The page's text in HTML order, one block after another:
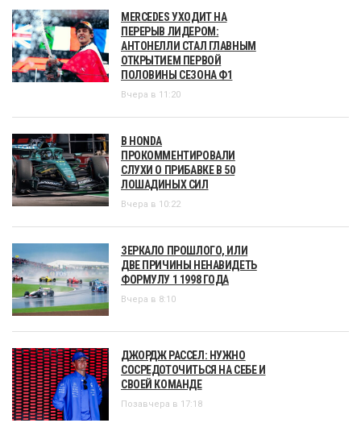
MERCEDES УХОДИТ НА
ПЕРЕРЫВ ЛИДЕРОМ:
АНТОНЕЛЛИ СТАЛ ГЛАВНЫМ
ОТКРЫТИЕМ ПЕРВОЙ
ПОЛОВИНЫ СЕЗОНА Ф1
Вчера в 11:20
В HONDA
ПРОКОММЕНТИРОВАЛИ
СЛУХИ О ПРИБАВКЕ В 50
ЛОШАДИНЫХ СИЛ
Вчера в 10:22
ЗЕРКАЛО ПРОШЛОГО, ИЛИ
ДВЕ ПРИЧИНЫ НЕНАВИДЕТЬ
ФОРМУЛУ 1 1998 ГОДА
Вчера в 8:10
ДЖОРДЖ РАССЕЛ: НУЖНО
СОСРЕДОТОЧИТЬСЯ НА СЕБЕ И
СВОЕЙ КОМАНДЕ
Позавчера в 17:18